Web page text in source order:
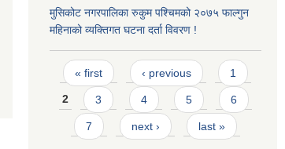
मुसिकोट नगरपालिका रुकुम पश्चिमको २०७५ फाल्गुन
महिनाको व्यक्तिगत घटना दर्ता विवरण !
Pages
« first ‹ previous 1
2 3 4 5 6
7 next › last »